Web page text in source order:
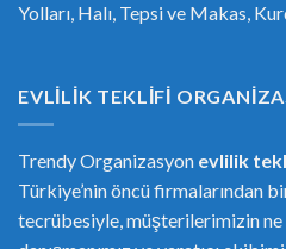
Yolları, Halı, Tepsi ve Makas,
EVLILIK TEKLIFI
Trendy Organizasyon evlilik
Türkiye’nin öncü firmalarından
tecrübesiyle, müşterilerimizin